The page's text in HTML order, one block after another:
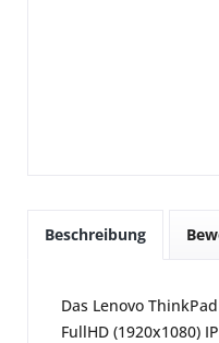
Beschreibung
Das Lenovo
FullHD (1920x1080)